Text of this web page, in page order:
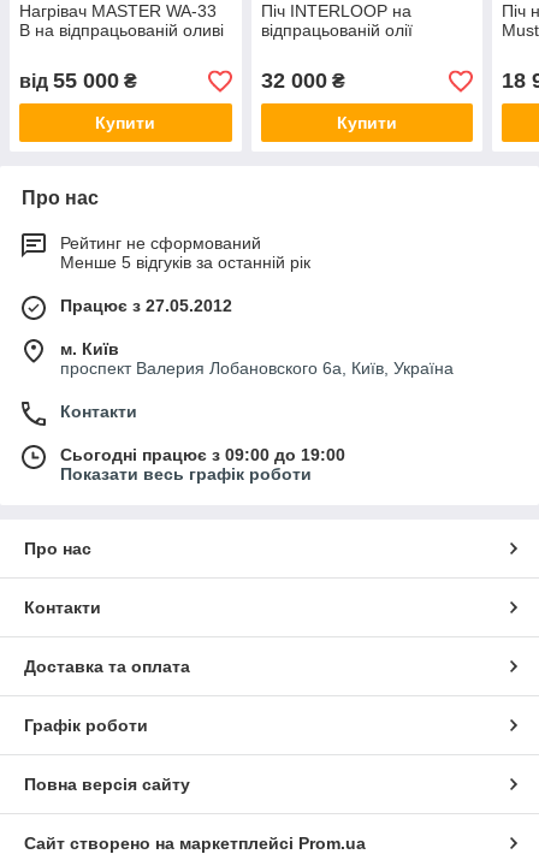
Нагрівач MASTER WA-33
B на відпрацьованій оливі
від 55 000 ₴
Купити
Піч INTERLOOP на
відпрацьованій олії
32 000₴
Купити
Піч
18
Про нас
Рейтинг не сформований
Менше 5 відгуків за останній рік
Працює з 27.05.2012
м. Київ
проспект Валерия Лобановского 6а, Київ, Україна
Контакти
Сьогодні працює з 09:00 до 19:00
Показати весь графік роботи
Про нас
Контакти
Доставка та оплата
Графік роботи
Повна версія сайту
Сайт створено на маркетплейсі Prom.ua